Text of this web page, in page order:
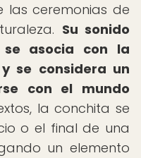
ceremonias de
Su sonido
asocia con la
se considera un
con el mundo
la conchita se
o el final de una
un elemento